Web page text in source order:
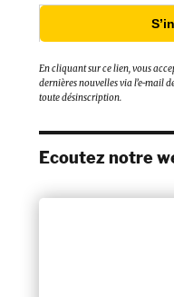
En cliquant sur ce lien, vous
dernières nouvelles via l’e-mail
toute désinscription.
Ecoutez notre